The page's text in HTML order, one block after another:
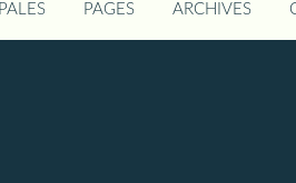
PAGES ARCHIVES